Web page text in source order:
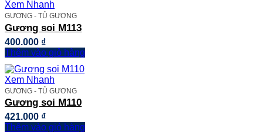
Xem Nhanh
GƯƠNG - TỦ GƯƠNG
Gương soi M113
400.000 ₫
Thêm vào giỏ hàng
Xem Nhanh
GƯƠNG - TỦ GƯƠNG
Gương soi M110
421.000 ₫
Thêm vào giỏ hàng